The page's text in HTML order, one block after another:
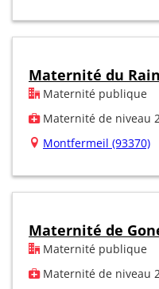
Maternité du
Maternité publique
Maternité de niveau 2
Montfermeil (93370)
Maternité de
Maternité publique
Maternité de niveau 2